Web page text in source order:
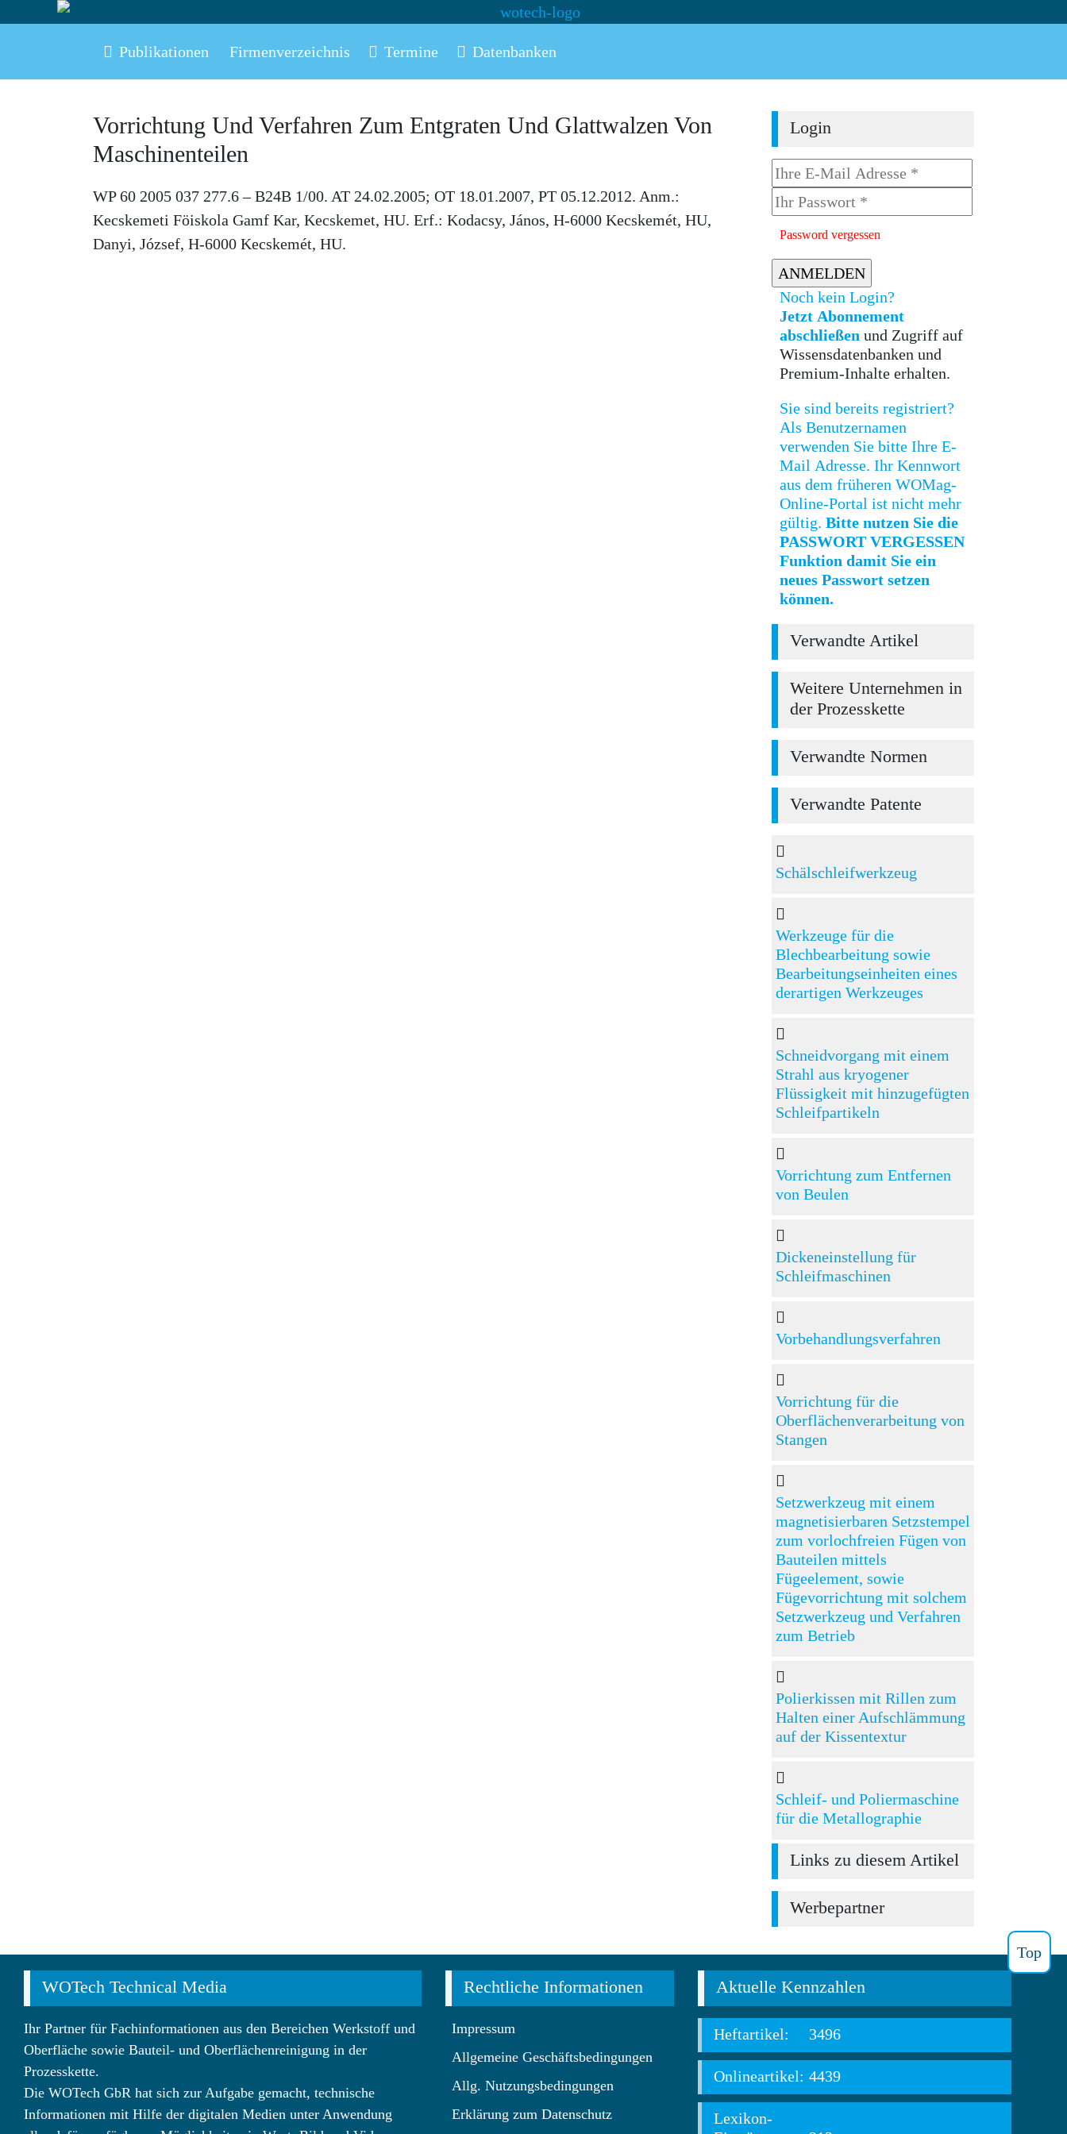
Publikationen Firmenverzeichnis Termine Datenbanken
Vorrichtung Und Verfahren Zum Entgraten Und Glattwalzen Von
Maschinenteilen
WP 60 2005 037 277.6 – B24B 1/00. AT 24.02.2005; OT 18.01.2007, PT 05.12.2012. Anm.:
Kecskemeti Föiskola Gamf Kar, Kecskemet, HU. Erf.: Kodacsy, János, H-6000 Kecskemét, HU,
Danyi, József, H-6000 Kecskemét, HU.
Login
Password vergessen
Noch kein Login?
Jetzt Abonnement
abschließen
Wissensdatenbanken und
Premium-Inhalte erhalten.
Sie sind bereits registriert?
Als Benutzernamen
verwenden Sie bitte Ihre E-
Mail Adresse. Ihr Kennwort
aus dem früheren WOMag-
Online-Portal ist nicht mehr
gültig. Bitte nutzen Sie die
PASSWORT VERGESSEN
Funktion damit Sie ein
neues Passwort setzen
können.
Verwandte Artikel
Weitere Unternehmen in
der Prozesskette
Verwandte Normen
Verwandte Patente
Schälschleifwerkzeug
Werkzeuge für die
Blechbearbeitung sowie
Bearbeitungseinheiten eines
derartigen Werkzeuges
Schneidvorgang mit einem
Strahl aus kryogener
Flüssigkeit mit hinzugefügten
Schleifpartikeln
Vorrichtung zum Entfernen
von Beulen
Dickeneinstellung für
Schleifmaschinen
Vorbehandlungsverfahren
Vorrichtung für die
Oberflächenverarbeitung von
Stangen
Setzwerkzeug mit einem
magnetisierbaren Setzstempel
zum vorlochfreien Fügen von
Bauteilen mittels
Fügeelement, sowie
Fügevorrichtung mit solchem
Setzwerkzeug und Verfahren
zum Betrieb
Polierkissen mit Rillen zum
Halten einer Aufschlämmung
auf der Kissentextur
Schleif- und Poliermaschine
für die Metallographie
Links zu diesem Artikel
Werbepartner
Top
WOTech Technical Media
Ihr Partner für Fachinformationen aus den Bereichen Werkstoff und
Oberfläche sowie Bauteil- und Oberflächenreinigung in der
Prozesskette.
Die WOTech GbR hat sich zur Aufgabe gemacht, technische
Informationen mit Hilfe der digitalen Medien unter Anwendung
Rechtliche Informationen
Impressum
Allgemeine Geschäftsbedingungen
Allg. Nutzungsbedingungen
Erklärung zum Datenschutz
Aktuelle Kennzahlen
Heftartikel: 3496
Onlineartikel: 4439
Lexikon-